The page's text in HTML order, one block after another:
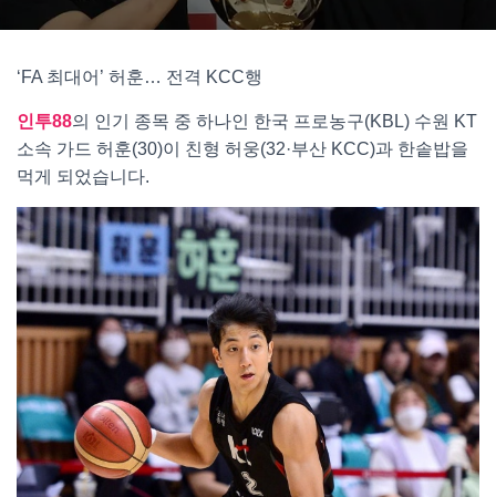
‘FA 최대어’ 허훈… 전격 KCC행
인투88의 인기 종목 중 하나인 한국 프로농구(KBL) 수원 KT
소속 가드 허훈(30)이 친형 허웅(32·부산 KCC)과 한솥밥을
먹게 되었습니다.